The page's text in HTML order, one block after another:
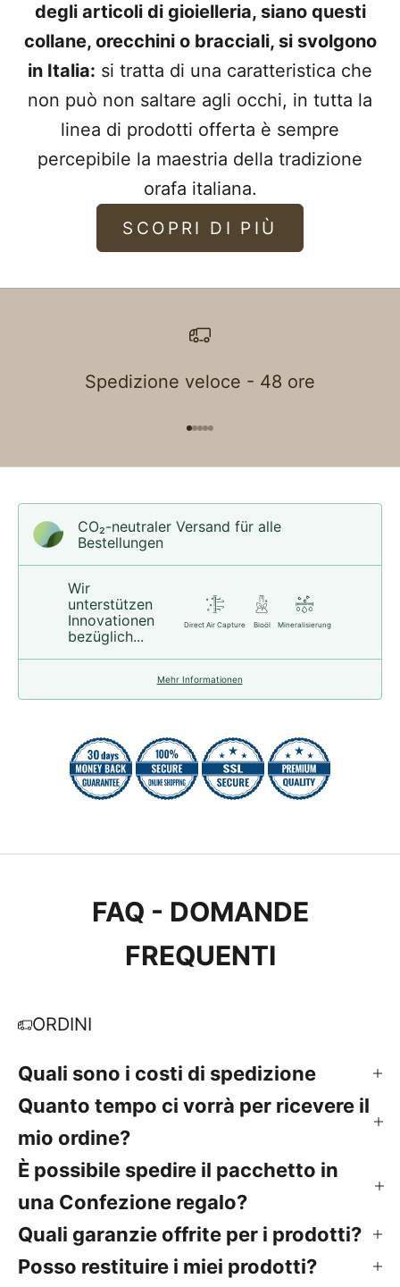
degli articoli di gioielleria, siano questi
collane, orecchini o bracciali, si svolgono
in Italia: si tratta di una caratteristica che
non può non saltare agli occhi, in tutta la
linea di prodotti offerta è sempre
percepibile la maestria della tradizione
orafa italiana.
SCOPRI DI PIÙ
Spedizione veloce - 48 ore
CO₂-neu­t­raler Versand für alle
Bestellungen
Wir
unterstützen
Innovationen
bezüglich...
Direct Air Capture Bioöl Mineralisierung
Mehr Informationen
FAQ - DOMANDE
FREQUENTI
ORDINI
Quali sono i costi di spedizione
Quanto tempo ci vorrà per ricevere il
mio ordine?
È possibile spedire il pacchetto in
una Confezione regalo?
Quali garanzie offrite per i prodotti?
Posso restituire i miei prodotti?